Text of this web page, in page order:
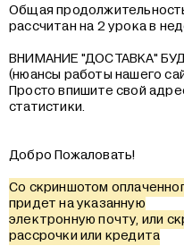
Общая
рассчитан на 2 урока в
ВНИМАНИЕ "ДОСТАВКА"
(нюансы работы нашего
Просто впишите свой
статистики.
Добро Пожаловать!
Со скриншотом
придет на указанную
электронную почту, или
рассрочки или кредита